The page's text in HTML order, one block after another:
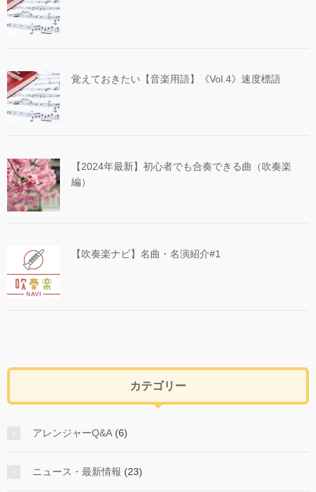
覚えておきたい【音楽用語】《Vol.4》速度標語
【2024年最新】初心者でも合奏できる曲（吹奏楽
編）
【吹奏楽ナビ】名曲・名演紹介#1
カテゴリー
アレンジャーQ&A (6)
ニュース・最新情報 (23)